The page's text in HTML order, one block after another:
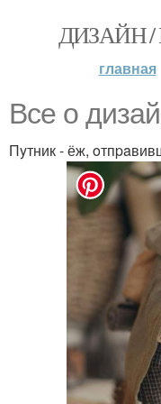
ДИЗАЙН /
главная
Bce o
Пyтник - ёж,